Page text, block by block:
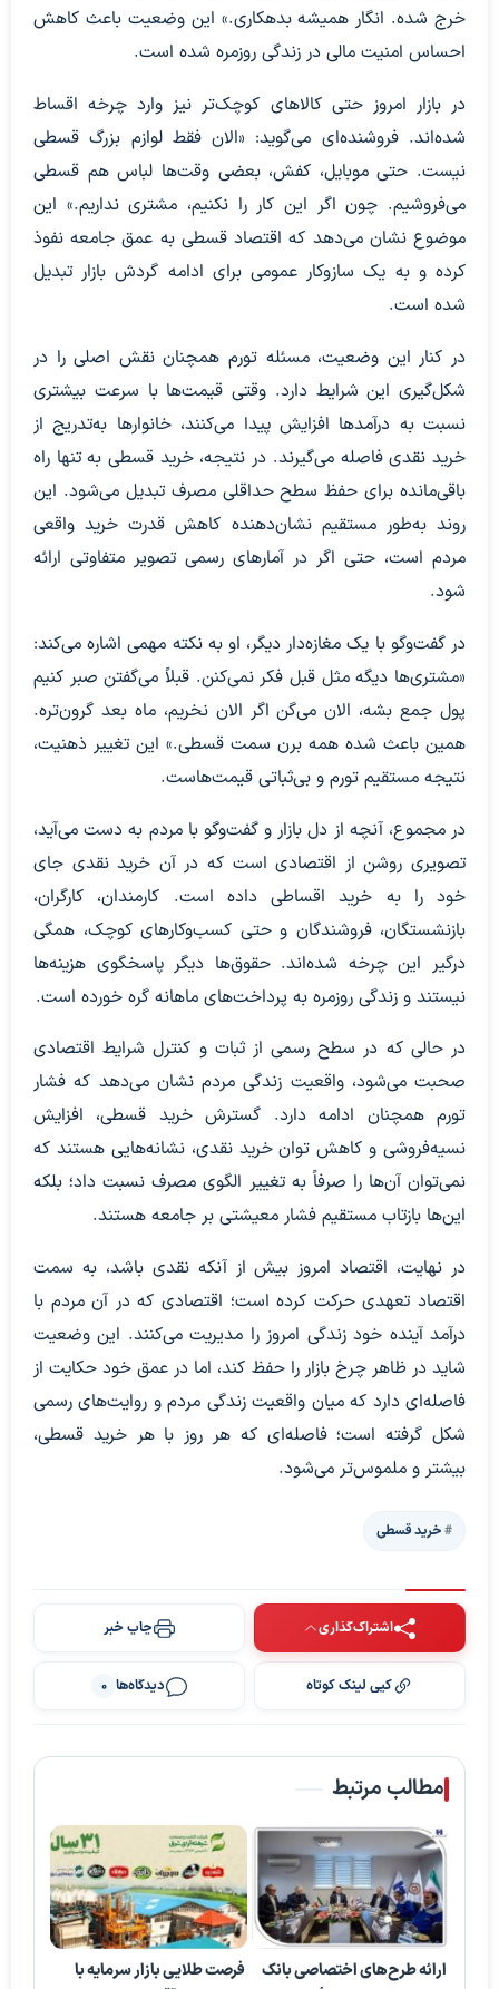
خرج شده. انگار همیشه بدهکاری.» این وضعیت باعث کاهش
احساس امنیت مالی در زندگی روزمره شده است.
در بازار امروز حتی کالاهای کوچک‌تر نیز وارد چرخه اقساط
شده‌اند. فروشنده‌ای می‌گوید: «الان فقط لوازم بزرگ قسطی
نیست. حتی موبایل، کفش، بعضی وقت‌ها لباس هم قسطی
می‌فروشیم. چون اگر این کار را نکنیم، مشتری نداریم.» این
موضوع نشان می‌دهد که اقتصاد قسطی به عمق جامعه نفوذ
کرده و به یک سازوکار عمومی برای ادامه گردش بازار تبدیل
شده است.
در کنار این وضعیت، مسئله تورم همچنان نقش اصلی را در
شکل‌گیری این شرایط دارد. وقتی قیمت‌ها با سرعت بیشتری
نسبت به درآمدها افزایش پیدا می‌کنند، خانوارها به‌تدریج از
خرید نقدی فاصله می‌گیرند. در نتیجه، خرید قسطی به تنها راه
باقی‌مانده برای حفظ سطح حداقلی مصرف تبدیل می‌شود. این
روند به‌طور مستقیم نشان‌دهنده کاهش قدرت خرید واقعی
مردم است، حتی اگر در آمارهای رسمی تصویر متفاوتی ارائه
شود.
در گفت‌وگو با یک مغازه‌دار دیگر، او به نکته مهمی اشاره می‌کند:
«مشتری‌ها دیگه مثل قبل فکر نمی‌کنن. قبلاً می‌گفتن صبر کنیم
پول جمع بشه، الان می‌گن اگر الان نخریم، ماه بعد گرون‌تره.
همین باعث شده همه برن سمت قسطی.» این تغییر ذهنیت،
نتیجه مستقیم تورم و بی‌ثباتی قیمت‌هاست.
در مجموع، آنچه از دل بازار و گفت‌وگو با مردم به دست می‌آید،
تصویری روشن از اقتصادی است که در آن خرید نقدی جای
خود را به خرید اقساطی داده است. کارمندان، کارگران،
بازنشستگان، فروشندگان و حتی کسب‌وکارهای کوچک، همگی
درگیر این چرخه شده‌اند. حقوق‌ها دیگر پاسخگوی هزینه‌ها
نیستند و زندگی روزمره به پرداخت‌های ماهانه گره خورده است.
در حالی که در سطح رسمی از ثبات و کنترل شرایط اقتصادی
صحبت می‌شود، واقعیت زندگی مردم نشان می‌دهد که فشار
تورم همچنان ادامه دارد. گسترش خرید قسطی، افزایش
نسیه‌فروشی و کاهش توان خرید نقدی، نشانه‌هایی هستند که
نمی‌توان آن‌ها را صرفاً به تغییر الگوی مصرف نسبت داد؛ بلکه
این‌ها بازتاب مستقیم فشار معیشتی بر جامعه هستند.
در نهایت، اقتصاد امروز بیش از آنکه نقدی باشد، به سمت
اقتصاد تعهدی حرکت کرده است؛ اقتصادی که در آن مردم با
درآمد آینده خود زندگی امروز را مدیریت می‌کنند. این وضعیت
شاید در ظاهر چرخ بازار را حفظ کند، اما در عمق خود حکایت از
فاصله‌ای دارد که میان واقعیت زندگی مردم و روایت‌های رسمی
شکل گرفته است؛ فاصله‌ای که هر روز با هر خرید قسطی،
بیشتر و ملموس‌تر می‌شود.
خرید قسطی
اشتراک‌گذاری چاپ خبر
کپی لینک کوتاه دیدگاه‌ها 0
مطالب مرتبط
ارائه طرح‌های اختصاصی بانک
فرصت طلایی بازار سرمایه با